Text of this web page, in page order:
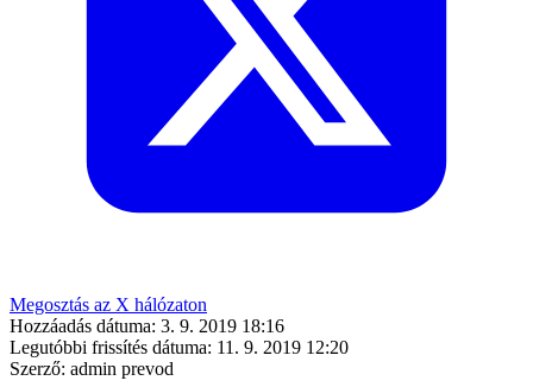
Megosztás az X hálózaton
Hozzáadás dátuma: 3. 9. 2019 18:16
Legutóbbi frissítés dátuma: 11. 9. 2019 12:20
Szerző: admin prevod